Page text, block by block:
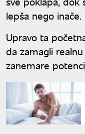
lepša nego inače.
Upravo ta
da zamagli
zanemare